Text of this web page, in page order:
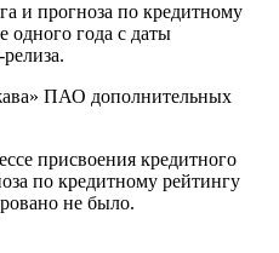
и прогноза по кредитному
одного года с даты
ПАО дополнительных
присвоения кредитного
по кредитному рейтингу
не было.